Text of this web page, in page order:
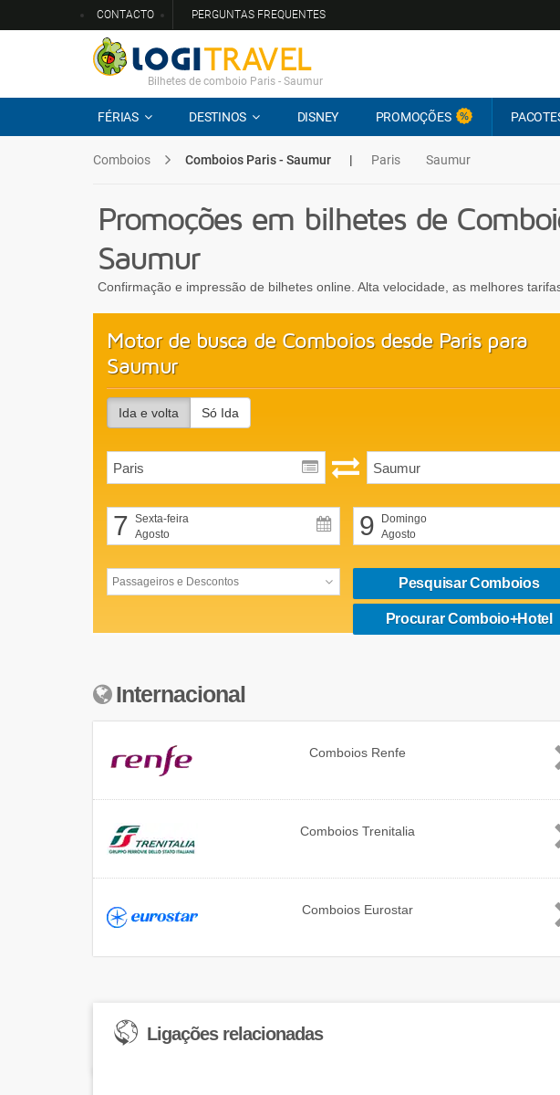
CONTACTO PERGUNTAS FREQUENTES
Bilhetes de comboio Paris - Saumur
FÉRIAS DESTINOS DISNEY PROMOÇÕES
Comboios Comboios Paris - Saumur | Paris Saumur
Promoções em bilhetes de
Saumur
Confirmação e impressão de bilhetes online. Alta velocidade, as melhores
Motor de busca de Comboios desde Paris para
Saumur
Ida e volta Só Ida
7 Sexta-feira
Agosto
9
Domingo
Agosto
Pesquisar Comboios
Procurar Comboio+Hotel
Internacional
Comboios Renfe
Comboios Trenitalia
Comboios Eurostar
Ligações relacionadas